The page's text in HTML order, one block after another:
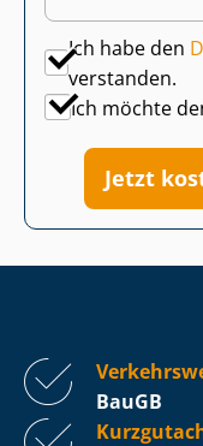
Ich habe den
verstanden.
Ich möchte
Jetzt
BauGB